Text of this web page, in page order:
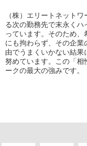
（株）エリートネット
る次の勤務先で末永く
っています。そのため
にも拘わらず、その企
由でうまくいかない結果
努めています。この「相
ークの最大の強みです。